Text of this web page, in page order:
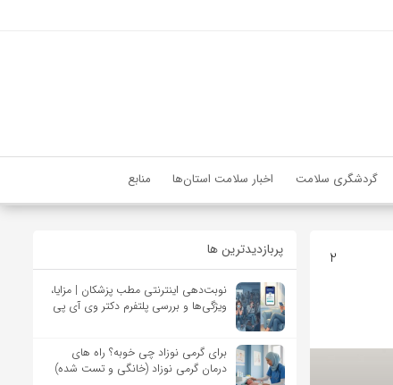
گردشگری سلامت اخبار سلامت استان‌ها منابع
2 پربازدیدترین ها
نوبت‌دهی اینترنتی مطب پزشکان | مزایا،
ویژگی‌ها و بررسی پلتفرم دکتر وی آی پی
برای گرمی نوزاد چی خوبه؟ راه های
درمان گرمی نوزاد (خانگی و تست شده)